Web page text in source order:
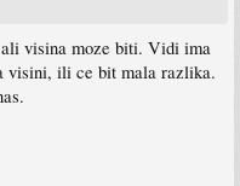
visina moze biti. Vidi ima
visini, ili ce bit mala razlika.